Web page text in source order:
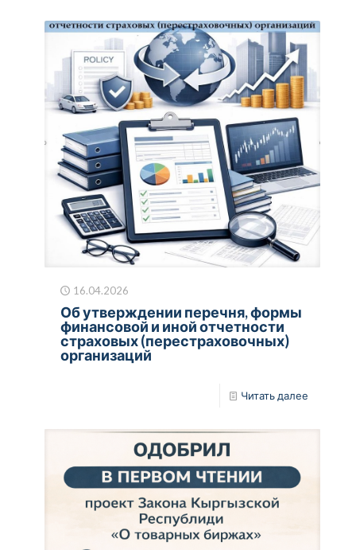
16.04.2026
Об утверждении перечня, формы
финансовой и иной отчетности
страховых (перестраховочных)
организаций
Читать далее